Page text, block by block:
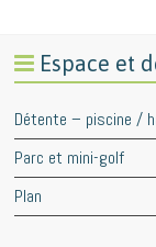
Espace et
Détente – piscine /
Parc et mini-golf
Plan